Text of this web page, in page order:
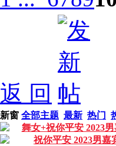
返 回
新窗 全部主题 最新 热门
舞女+祝你平安 2023
祝你平安 2023男嘉